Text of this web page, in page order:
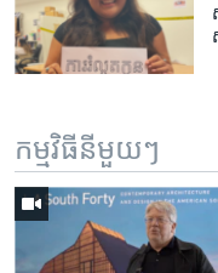
កម្មវិធី​នីមួយៗ